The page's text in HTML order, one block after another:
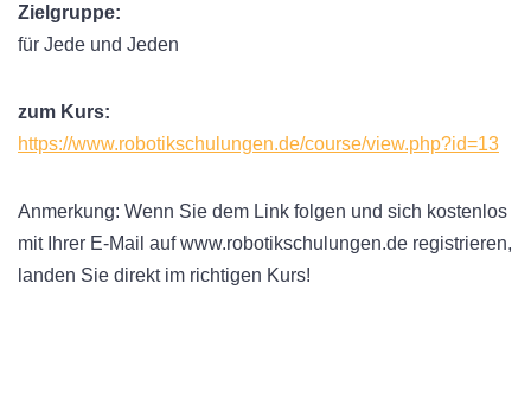
Zielgruppe:
für Jede und Jeden
zum Kurs:
https://www.robotikschulungen.de/course/view.php?id=13
Anmerkung: Wenn Sie dem Link folgen und sich kostenlos
mit Ihrer E-Mail auf www.robotikschulungen.de registrieren,
landen Sie direkt im richtigen Kurs!